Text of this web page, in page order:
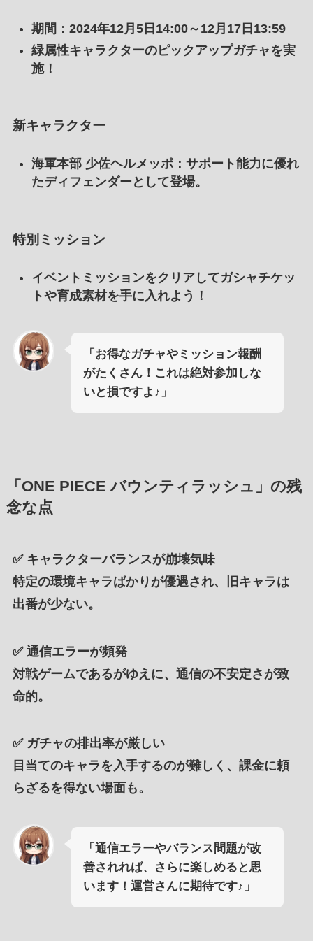
期間 ：2024年12月5日14:00～12月17日13:59
緑属性キャラクターのピックアップガチャを実
施！
新キャラクター
海軍本部 少佐ヘルメッポ：サポート能力に優れ
たディフェンダーとして登場。
特別ミッション
イベントミッションをクリアしてガシャチケッ
トや育成素材を手に入れよう！
「お得なガチャやミッション報酬
がたくさん！これは絶対参加しな
いと損ですよ♪」
「ONE PIECE バウンティラッシュ」の残
念な点
✅ キャラクターバランスが崩壊気味
特定の環境キャラばかりが優遇され、旧キャラは
出番が少ない。
✅ 通信エラーが頻発
対戦ゲームであるがゆえに、通信の不安定さが致
命的。
✅ ガチャの排出率が厳しい
目当てのキャラを入手するのが難しく、課金に頼
らざるを得ない場面も。
「通信エラーやバランス問題が改
善されれば、さらに楽しめると思
います！運営さんに期待です♪」